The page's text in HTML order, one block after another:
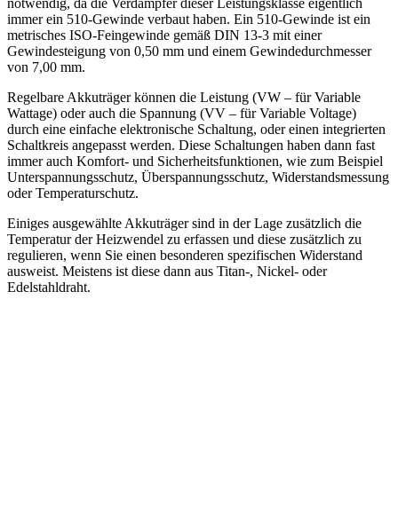
immer ein 510-Gewinde verbaut haben. Ein 510-Gewinde ist ein
metrisches ISO-Feingewinde gemäß DIN 13-3 mit einer
Gewindesteigung von 0,50 mm und einem Gewindedurchmesser
von 7,00 mm.
Regelbare Akkuträger können die Leistung (VW – für Variable
Wattage) oder auch die Spannung (VV – für Variable Voltage)
durch eine einfache elektronische Schaltung, oder einen integrierten
Schaltkreis angepasst werden. Diese Schaltungen haben dann fast
immer auch Komfort- und Sicherheitsfunktionen, wie zum Beispiel
Unterspannungsschutz, Überspannungsschutz, Widerstandsmessung
oder Temperaturschutz.
Einiges ausgewählte Akkuträger sind in der Lage zusätzlich die
Temperatur der Heizwendel zu erfassen und diese zusätzlich zu
regulieren, wenn Sie einen besonderen spezifischen Widerstand
ausweist. Meistens ist diese dann aus Titan-, Nickel- oder
Edelstahldraht.